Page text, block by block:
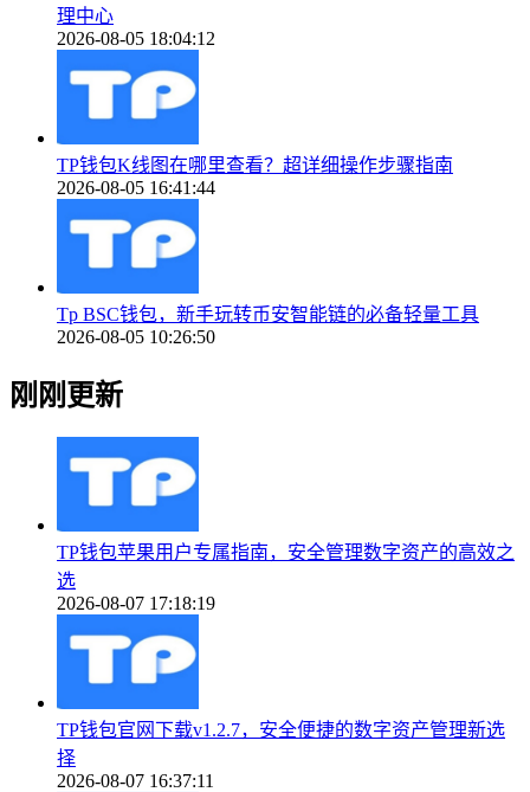
理中心
2026-08-05 18:04:12
TP钱包K线图在哪里查看？超详细操作步骤指南
2026-08-05 16:41:44
Tp BSC钱包，新手玩转币安智能链的必备轻量工具
2026-08-05 10:26:50
刚刚更新
TP钱包苹果用户专属指南，安全管理数字资产的高效之
选
2026-08-07 17:18:19
TP钱包官网下载v1.2.7，安全便捷的数字资产管理新选
择
2026-08-07 16:37:11